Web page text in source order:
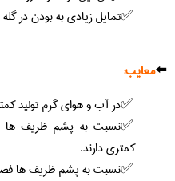
تمایل زیادی به بودن در گله
⬅️معایب:
در آب و هوای گرم تولید
نسبت به پشم ظریف ها
کمتری دارند.
نسبت به پشم ظریف ها